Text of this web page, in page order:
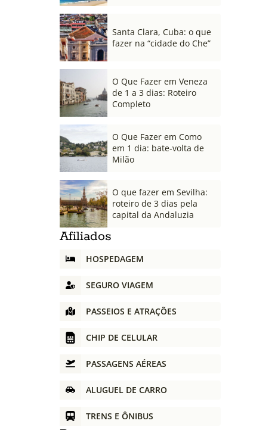
Santa Clara, Cuba: o que
fazer na “cidade do Che”
O Que Fazer em Veneza
de 1 a 3 dias: Roteiro
Completo
O Que Fazer em Como
em 1 dia: bate-volta de
Milão
O que fazer em Sevilha:
roteiro de 3 dias pela
capital da Andaluzia
Afiliados
HOSPEDAGEM
SEGURO VIAGEM
PASSEIOS E ATRAÇÕES
CHIP DE CELULAR
PASSAGENS AÉREAS
ALUGUEL DE CARRO
TRENS E ÔNIBUS